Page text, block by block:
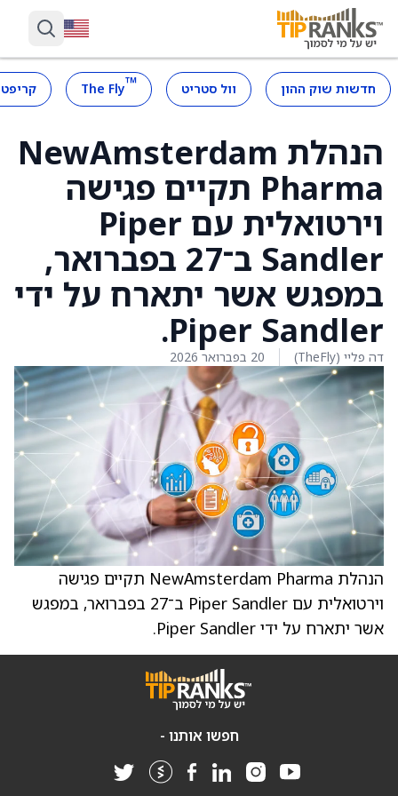
חדשות שוק ההון וול סטריט ™
The Fly
הנהלת NewAmsterdam
Pharma תקיים פגישה
וירטואלית עם Piper
Sandler ב־27 בפברואר,
במפגש אשר יתארח על ידי
Piper Sandler.
דה פליי (TheFly) 20 בפברואר 2026
הנהלת NewAmsterdam Pharma תקיים פגישה
וירטואלית עם Piper Sandler ב־27 בפברואר, במפגש
אשר יתארח על ידי Piper Sandler.
חפשו אותנו -